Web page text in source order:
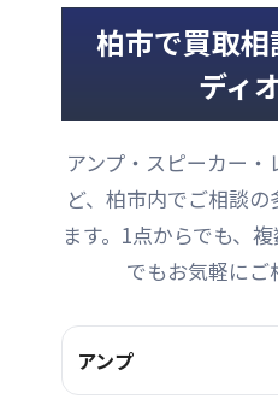
談成立後お客様の銀行口座
に金額をお支払いいたしま
す。買い取って欲しいのは1
個だけで出張に来てもらう
スメです。簡単お手軽な宅
配買取をぜひご利用くださ
い。 HD650はオープンエア
型ダイナミックヘッドホン
です。前機種のHD600をベ
フラッグ ...
柏市で買取
ディ
アンプ・スピーカー
ど、柏市内でご相談
ます。1点からでも、
でもお気軽にご
アンプ